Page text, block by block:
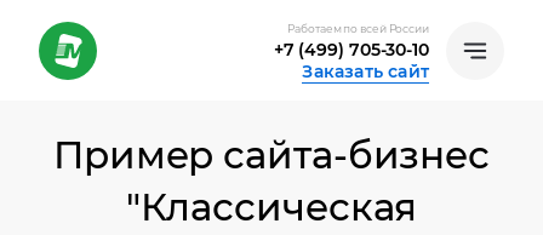
Работаем по всей России
+7 (499) 705-30-10
Заказать сайт
Пример сайта-бизнес
"Классическая